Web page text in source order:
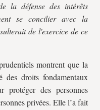
la défense des intérêts
se concilier avec la
de l'exercice de ce
montrent que la
droits fondamentaux
protéger des personnes
privées. Elle l’a fait